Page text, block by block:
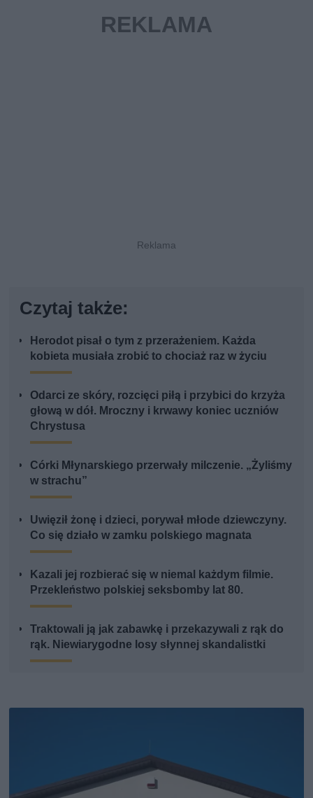
Czytaj także:
Herodot pisał o tym z przerażeniem. Każda
kobieta musiała zrobić to chociaż raz w życiu
Odarci ze skóry, rozcięci piłą i przybici do krzyża
głową w dół. Mroczny i krwawy koniec uczniów
Chrystusa
Córki Młynarskiego przerwały milczenie. „Żyliśmy
w strachu”
Uwięził żonę i dzieci, porywał młode dziewczyny.
Co się działo w zamku polskiego magnata
Kazali jej rozbierać się w niemal każdym filmie.
Przekleństwo polskiej seksbomby lat 80.
Traktowali ją jak zabawkę i przekazywali z rąk do
rąk. Niewiarygodne losy słynnej skandalistki